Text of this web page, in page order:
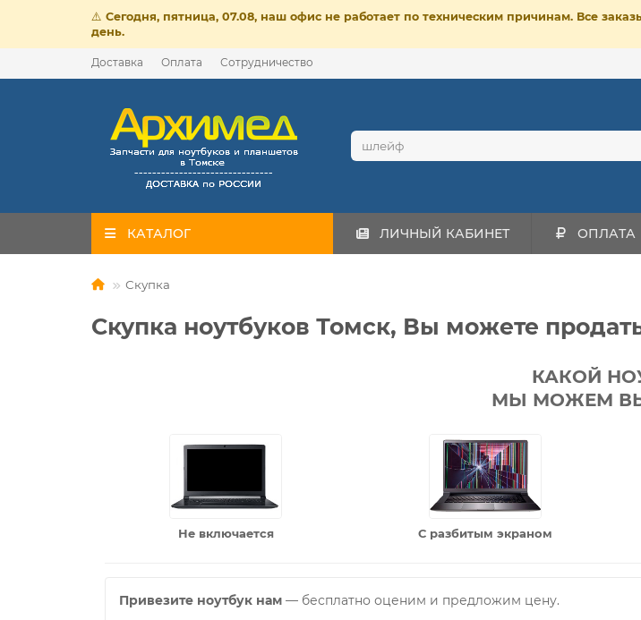
⚠️ Сегодня, пятница, 07.08, наш офис не работает по техническим причинам. Все
день.
Доставка Оплата Сотрудничество
КАТАЛОГ ЛИЧНЫЙ КАБИНЕТ ОПЛАТА
Скупка
Скупка ноутбуков Томск, Вы можете
КАКОЙ
МЫ МОЖЕМ
Не включается С разбитым экраном
Привезите ноутбук нам — бесплатно оценим и предложим цену.